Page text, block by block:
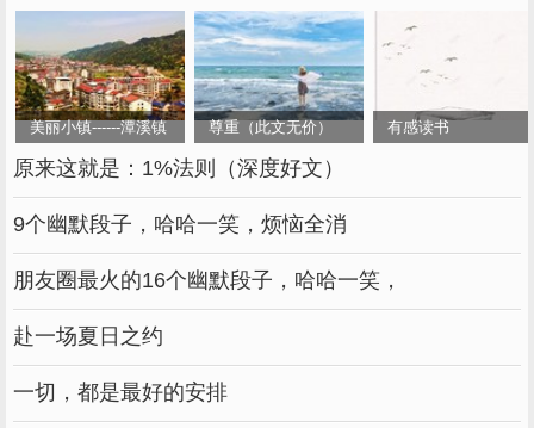
买报纸，在接过报纸后总会顺口说上一句“谢
谢”，可是报刊亭的老板总是无动于衷，永远保
持着一副冷漠、傲慢的样子。
邻居看不过去，就问老先生：“他的态度那
样不好，为什么还总在这里买报纸呢？不如去别
的地方呀。”
老先生笑着回答：“为了与他赌气去其他地
方买，我要多绕一圈，太过麻烦；再说了，没有
礼貌是他的问题，我何必为了他让自己也心情不
好呢？”
美丽小镇------潭溪镇 尊重（此文无价） 有感读书
原来这就是：1%法则（深度好文）
9个幽默段子，哈哈一笑，烦恼全消
朋友圈最火的16个幽默段子，哈哈一笑，
赴一场夏日之约
一切，都是最好的安排